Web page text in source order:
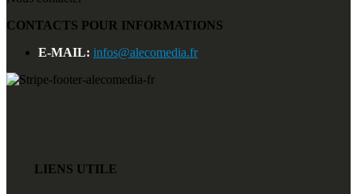
CONTACTS POUR INFORMATIONS
E-MAIL: infos@alecomedia.fr
LIENS UTILE